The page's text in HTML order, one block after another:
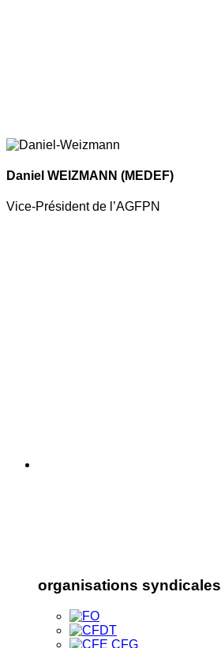
Daniel WEIZMANN (MEDEF)
Vice-Président de l’AGFPN
organisations syndicales